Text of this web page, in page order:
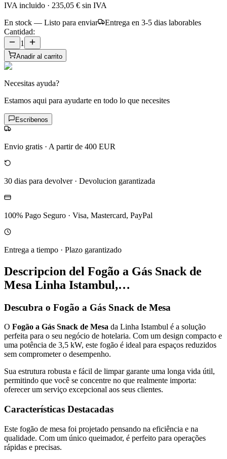
IVA incluido · 235,05 € sin IVA
En stock — Listo para enviar
Entrega en 3-5 dias laborables
Cantidad:
1
Anadir al carrito
Necesitas ayuda?
Estamos aqui para ayudarte en todo lo que necesites
Escribenos
Envio gratis · A partir de 400 EUR
30 dias para devolver· Devolucion garantizada
100% Pago Seguro · Visa, Mastercard, PayPal
Entrega a tiempo · Plazo garantizado
Descripcion del Fogão a Gás Snack de
Mesa Linha Istambul,…
Descubra o Fogão a Gás Snack de Mesa
O Fogão a Gás Snack de Mesa da Linha Istambul é a solução
perfeita para o seu negócio de hotelaria. Com um design compacto e
uma potência de 3,5 kW, este fogão é ideal para espaços reduzidos
sem comprometer o desempenho.
Sua estrutura robusta e fácil de limpar garante uma longa vida útil,
permitindo que você se concentre no que realmente importa:
oferecer um serviço excepcional aos seus clientes.
Características Destacadas
Este fogão de mesa foi projetado pensando na eficiência e na
qualidade. Com um único queimador, é perfeito para operações
rápidas e precisas.